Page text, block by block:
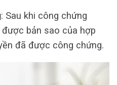
: Sau khi công chứng
bản sao của hợp
đã được công chứng.